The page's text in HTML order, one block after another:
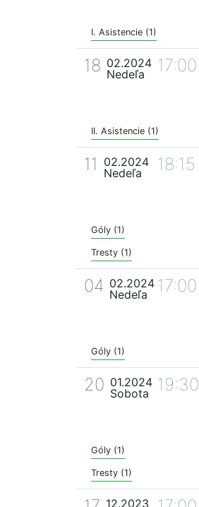
I. Asistencie (1)
18 02.2024
Nedeľa
17:00
II. Asistencie (1)
11
02.2024
Nedeľa
18:15
Góly (1)
Tresty (1)
04 02.2024
Nedeľa
17:00
Góly (1)
20 01.2024
Sobota
19:30
Góly (1)
Tresty (1)
12.2023